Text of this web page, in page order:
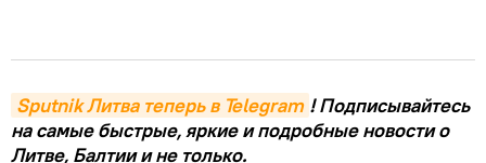
Sputnik Литва теперь в Telegram ! Подписывайтесь
на самые быстрые, яркие и подробные новости о
Литве, Балтии и не только.